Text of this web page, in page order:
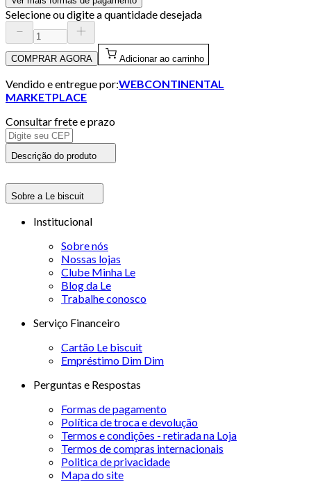
Selecione ou digite a quantidade desejada
COMPRAR AGORA Adicionar ao carrinho
Vendido e entregue por:WEBCONTINENTAL
MARKETPLACE
Consultar frete e prazo
Descrição do produto
Sobre a Le biscuit
Institucional
Sobre nós
Nossas lojas
Clube Minha Le
Blog da Le
Trabalhe conosco
Serviço Financeiro
Cartão Le biscuit
Empréstimo Dim Dim
Perguntas e Respostas
Formas de pagamento
Política de troca e devolução
Termos e condições - retirada na Loja
Termos de compras internacionais
Politica de privacidade
Mapa do site